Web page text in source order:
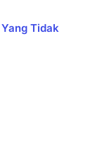
Tidak